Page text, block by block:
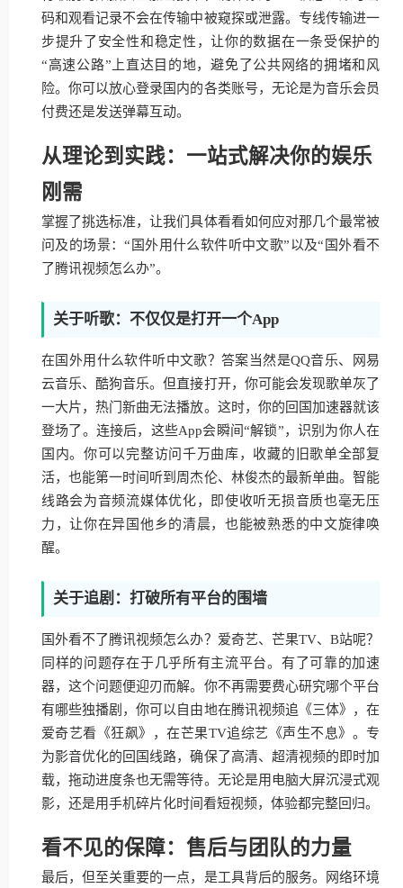
码和观看记录不会在传输中被窥探或泄露。专线传输进一
步提升了安全性和稳定性，让你的数据在一条受保护的
“高速公路”上直达目的地，避免了公共网络的拥堵和风
险。你可以放心登录国内的各类账号，无论是为音乐会员
付费还是发送弹幕互动。
从理论到实践：一站式解决你的娱乐
刚需
掌握了挑选标准，让我们具体看看如何应对那几个最常被
问及的场景：“国外用什么软件听中文歌”以及“国外看不
了腾讯视频怎么办”。
关于听歌：不仅仅是打开一个App
在国外用什么软件听中文歌？答案当然是QQ音乐、网易
云音乐、酷狗音乐。但直接打开，你可能会发现歌单灰了
一大片，热门新曲无法播放。这时，你的回国加速器就该
登场了。连接后，这些App会瞬间“解锁”，识别为你人在
国内。你可以完整访问千万曲库，收藏的旧歌单全部复
活，也能第一时间听到周杰伦、林俊杰的最新单曲。智能
线路会为音频流媒体优化，即使收听无损音质也毫无压
力，让你在异国他乡的清晨，也能被熟悉的中文旋律唤
醒。
关于追剧：打破所有平台的围墙
国外看不了腾讯视频怎么办？爱奇艺、芒果TV、B站呢？
同样的问题存在于几乎所有主流平台。有了可靠的加速
器，这个问题便迎刃而解。你不再需要费心研究哪个平台
有哪些独播剧，你可以自由地在腾讯视频追《三体》，在
爱奇艺看《狂飙》，在芒果TV追综艺《声生不息》。专
为影音优化的回国线路，确保了高清、超清视频的即时加
载，拖动进度条也无需等待。无论是用电脑大屏沉浸式观
影，还是用手机碎片化时间看短视频，体验都完整回归。
看不见的保障：售后与团队的力量
最后，但至关重要的一点，是工具背后的服务。网络环境